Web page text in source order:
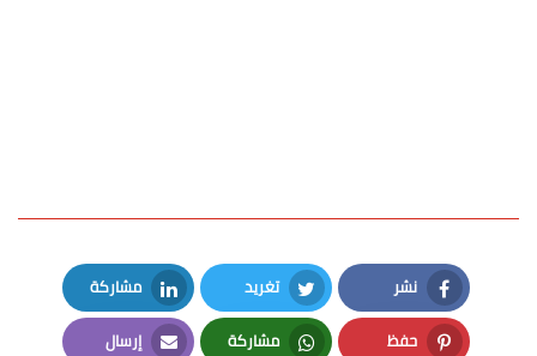
نشر
Facebook
تغريد
Twitter
مشاركة
LinkedIn
حفظ مشاركة إرسال